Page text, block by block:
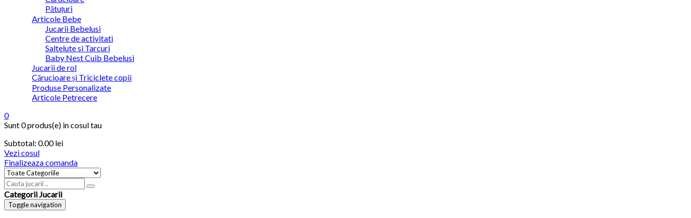
Pătuțuri
Articole Bebe
Jucarii Bebelusi
Centre de activitati
Saltelute si Tarcuri
Baby Nest Cuib Bebelusi
Jucarii de rol
Cărucioare și Triciclete copii
Produse Personalizate
Articole Petrecere
0
Sunt0 produs(e) in cosul tau
Subtotal: 0.00lei
Vezi cosul
Finalizeaza comanda
Categorii Jucarii
Toggle navigation